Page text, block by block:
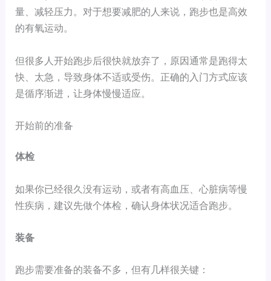
量、减轻压力。对于想要减肥的人来说，跑步也是高效
的有氧运动。
但很多人开始跑步后很快就放弃了，原因通常是跑得太
快、太急，导致身体不适或受伤。正确的入门方式应该
是循序渐进，让身体慢慢适应。
开始前的准备
体检
如果你已经很久没有运动，或者有高血压、心脏病等慢
性疾病，建议先做个体检，确认身体状况适合跑步。
装备
跑步需要准备的装备不多，但有几样很关键：